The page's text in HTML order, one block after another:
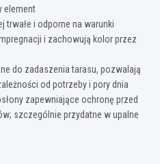
element
trwałe i odporne na warunki
i zachowują kolor przez
do zadaszenia tarasu, pozwalają
od potrzeby i pory dnia
zapewniające ochronę przed
szczególnie przydatne w upalne